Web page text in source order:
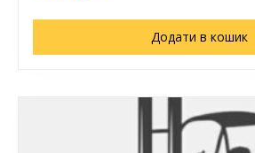
Додати в кошик